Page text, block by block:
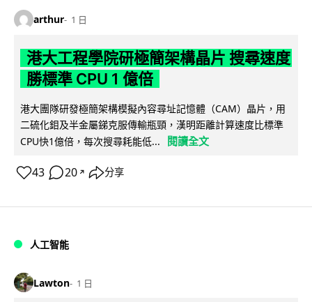
arthur 1 日
港大工程學院研極簡架構晶片 搜尋速度
勝標準 CPU 1 億倍
港大團隊研發極簡架構模擬內容尋址記憶體（CAM）晶片，用
二硫化鉬及半金屬銻克服傳輸瓶頸，漢明距離計算速度比標準
CPU快1億倍，每次搜尋耗能低...
閱讀全文
43 20 ↗ 分享
人工智能
Lawton 1 日